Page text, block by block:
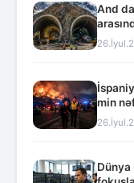
And
min